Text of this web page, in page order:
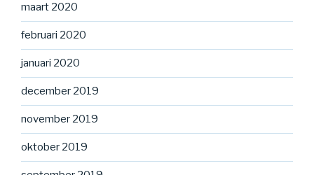
maart 2020
februari 2020
januari 2020
december 2019
november 2019
oktober 2019